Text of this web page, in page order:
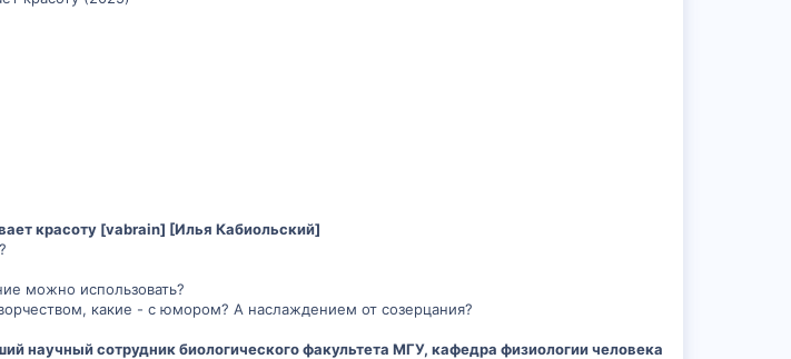
красоту [vabrain] [Илья Кабиольский]
можно использовать?
какие - с юмором? А наслаждением от созерцания?
научный сотрудник биологического факультета МГУ, кафедра физиологии человека